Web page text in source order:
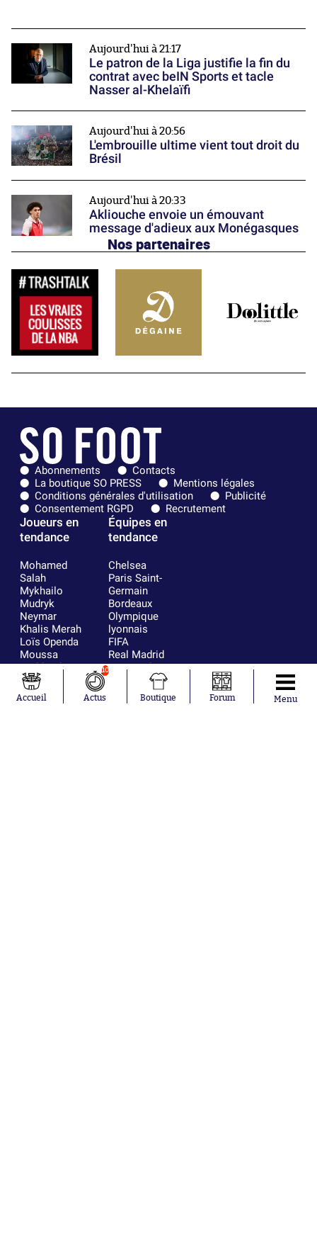
Aujourd'hui à 21:17
Le patron de la Liga justifie la fin du
contrat avec beIN Sports et tacle
Nasser al-Khelaïfi
Aujourd'hui à 20:56
L'embrouille ultime vient tout droit du
Brésil
Aujourd'hui à 20:33
Akliouche envoie un émouvant
message d'adieux aux Monégasques
Nos partenaires
Abonnements
Contacts
La boutique SO PRESS
Mentions légales
Conditions générales d'utilisation
Publicité
Consentement RGPD
Recrutement
Joueurs en
tendance
Mohamed
Salah
Mykhailo
Mudryk
Neymar
Khalis Merah
Loïs Openda
Moussa
Niakhaté
Nicolás
Tagliafico
Pavel Šulc
Équipes en
tendance
Chelsea
Paris Saint-
Germain
Bordeaux
Olympique
lyonnais
FIFA
Real Madrid
RC Strasbourg
AC Milan
RC Lens
Accueil
10
Actus Boutique Forum Menu